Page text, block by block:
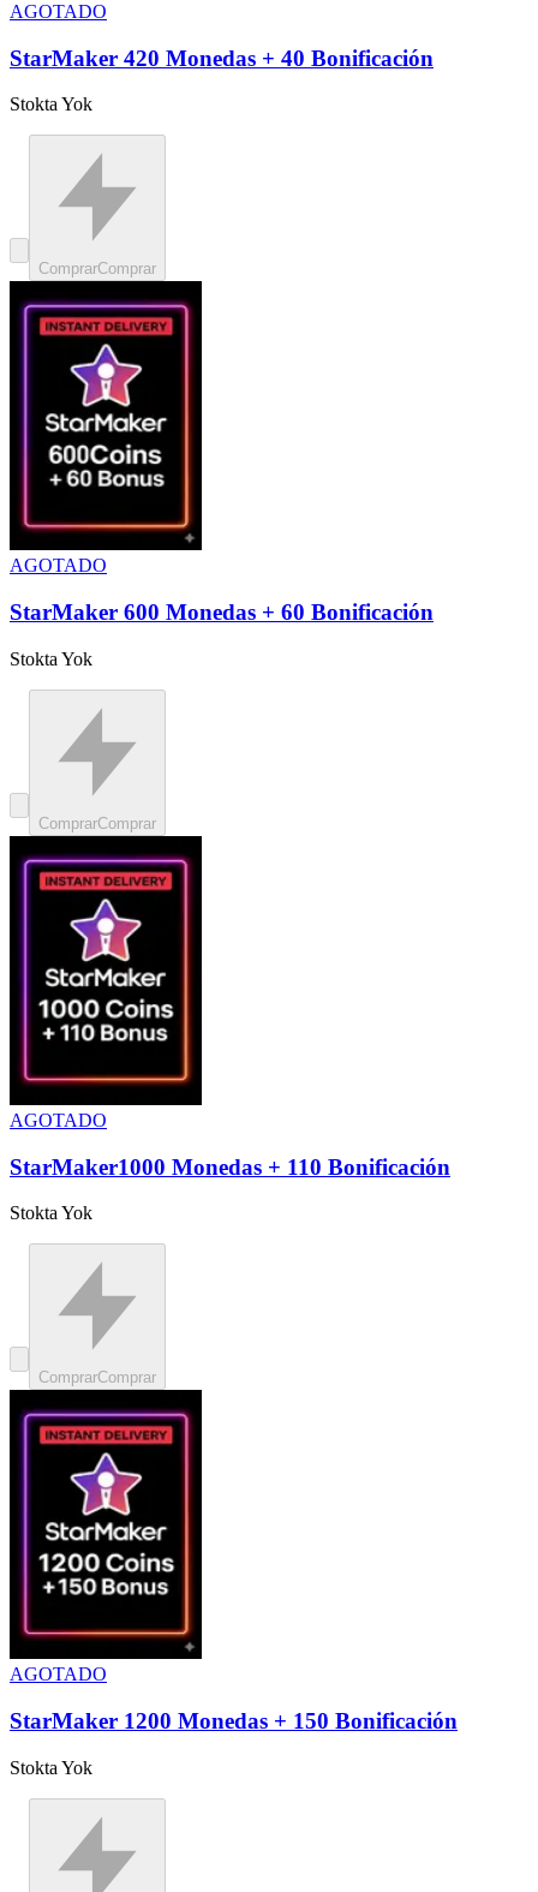
AGOTADO
StarMaker 420 Monedas + 40 Bonificación
Stokta Yok
ComprarComprar
AGOTADO
StarMaker 600 Monedas + 60 Bonificación
Stokta Yok
ComprarComprar
AGOTADO
StarMaker1000 Monedas + 110 Bonificación
Stokta Yok
ComprarComprar
AGOTADO
StarMaker 1200 Monedas + 150 Bonificación
Stokta Yok